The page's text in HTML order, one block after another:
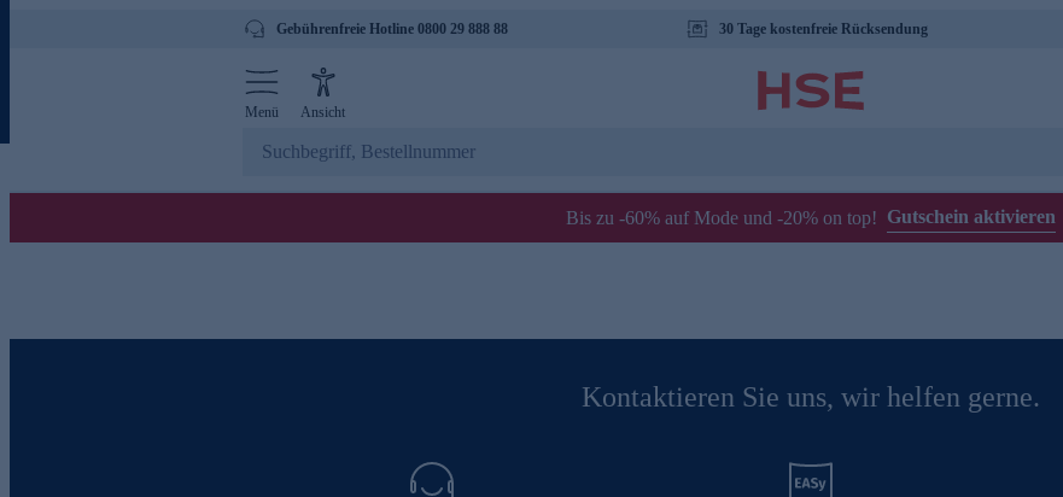
Gebührenfreie Hotline 0800 29 888 88 30 Tage kostenfreie Rücksendung
Menü Ansicht
Bis zu -60% auf Mode und -20% on top! Gutschein aktivieren
Kontaktieren Sie uns, wir helfen gerne.